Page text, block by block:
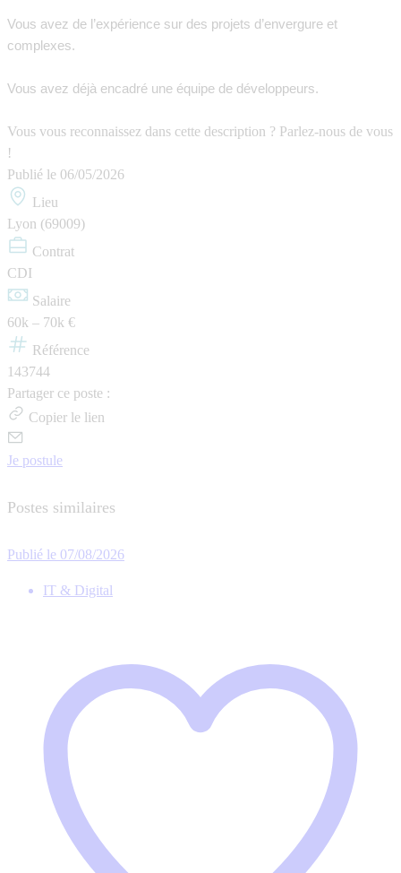
Vous avez de l’expérience sur des projets d’envergure et
complexes.
Vous avez déjà encadré une équipe de développeurs.
Vous vous reconnaissez dans cette description ? Parlez-nous de vous
!
Publié le 06/05/2026
Lieu
Lyon (69009)
Contrat
CDI
Salaire
60k – 70k €
Référence
143744
Partager ce poste :
Copier le lien
Je postule
Postes similaires
Publié le 07/08/2026
IT & Digital